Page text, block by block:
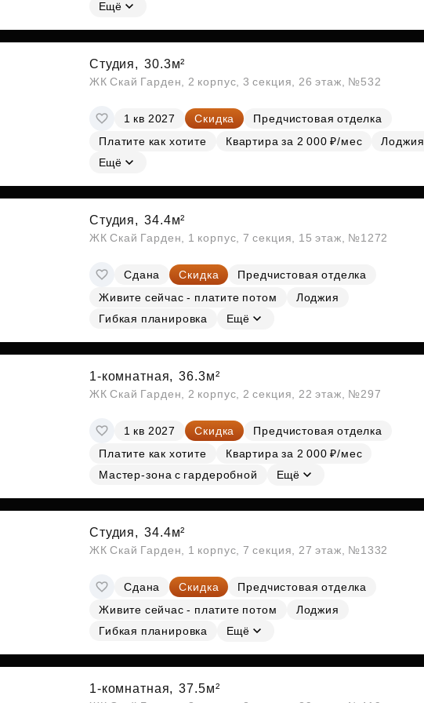
Субсидии
Ещё
Студия, 30.3м²
ЖК Скай Гарден, 2 корпус, 3 секция, 26 этаж, №532
1 кв 2027 Скидка
Предчистовая отделка
Платите как хотите
Квартира за 2 000 ₽/мес
Лоджия
Ещё
Студия, 34.4м²
ЖК Скай Гарден, 1 корпус, 7 секция, 15 этаж, №1272
Сдана Скидка
Предчистовая отделка
Живите сейчас - платите потом
Лоджия
Гибкая планировка
Ещё
1-комнатная, 36.3м²
ЖК Скай Гарден, 2 корпус, 2 секция, 22 этаж, №297
1 кв 2027 Скидка
Предчистовая отделка
Платите как хотите
Квартира за 2 000 ₽/мес
Мастер-зона с гардеробной
Ещё
Студия, 34.4м²
ЖК Скай Гарден, 1 корпус, 7 секция, 27 этаж, №1332
Сдана Скидка
Предчистовая отделка
Живите сейчас - платите потом
Лоджия
Гибкая планировка
Ещё
1-комнатная, 37.5м²